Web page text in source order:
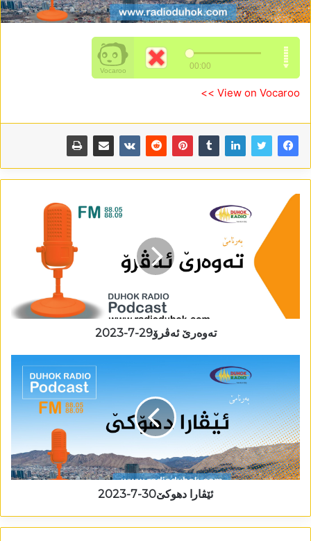
View on Vocaroo >>
تەوەرێ ئەڤرۆ29-7-2023
ئێڤارا دھوکێ30-7-2023